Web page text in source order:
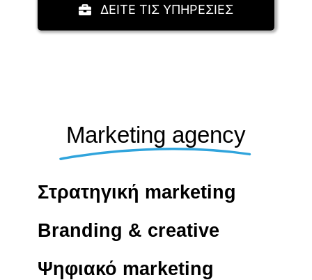
ΔΕΙΤΕ ΤΙΣ ΥΠΗΡΕΣΙΕΣ
Marketing agency
Στρατηγική marketing
Branding & creative
Ψηφιακό marketing